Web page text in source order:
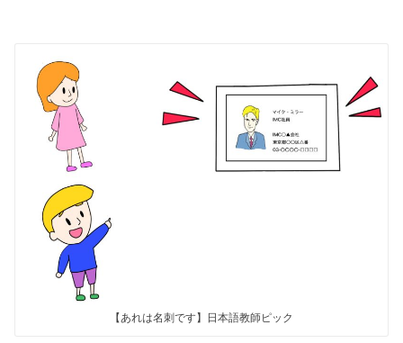
【あれは名刺です】日本語教師ピック